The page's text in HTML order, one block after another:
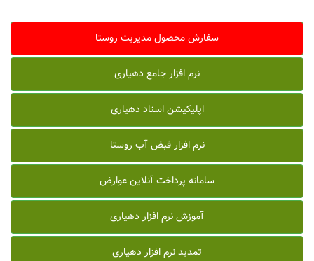
سفارش محصول مدیریت روستا
نرم افزار جامع دهیاری
اپلیکیشن اسناد دهیاری
نرم افزار قبض آب روستا
سامانه پرداخت آنلاین عوارض
آموزش نرم افزار دهیاری
تمدید نرم افزار دهیاری